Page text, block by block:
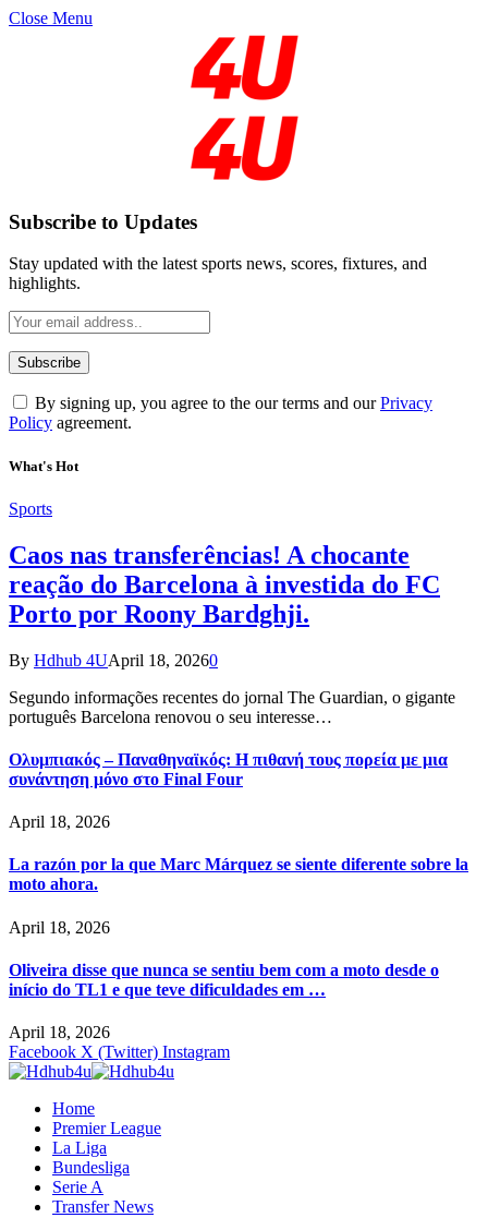
Close Menu
Subscribe to Updates
Stay updated with the latest sports news, scores, fixtures, and
highlights.
By signing up, you agree to the our terms and ourPrivacy
Policy agreement.
What's Hot
Sports
Caos nas transferências! A chocante
reação do Barcelona à investida do FC
Porto por Roony Bardghji.
By Hdhub 4UApril 18, 20260
Segundo informações recentes do jornal The Guardian, o gigante
português Barcelona renovou o seu interesse…
Ολυμπιακός – Παναθηναϊκός: Η πιθανή τους πορεία με μια
συνάντηση μόνο στο Final Four
April 18, 2026
La razón por la que Marc Márquez se siente diferente sobre la
moto ahora.
April 18, 2026
Oliveira disse que nunca se sentiu bem com a moto desde o
início do TL1 e que teve dificuldades em …
April 18, 2026
Facebook X (Twitter) Instagram
Home
Premier League
La Liga
Bundesliga
Serie A
Transfer News